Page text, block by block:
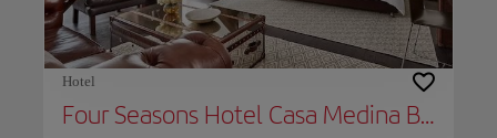
Hotel
Four Seasons Hotel Casa Medina Bogota